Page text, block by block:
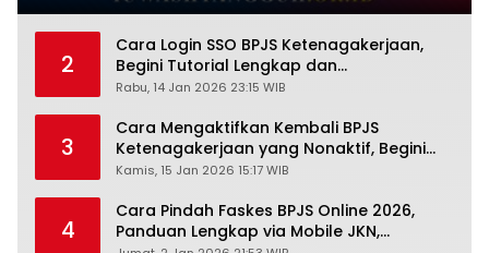
2
Cara Login SSO BPJS Ketenagakerjaan,
Begini Tutorial Lengkap dan
Pengertiannya
Rabu, 14 Jan 2026 23:15 WIB
3
Cara Mengaktifkan Kembali BPJS
Ketenagakerjaan yang Nonaktif, Begini
Panduan Lengkapnya
Kamis, 15 Jan 2026 15:17 WIB
4
Cara Pindah Faskes BPJS Online 2026,
Panduan Lengkap via Mobile JKN,